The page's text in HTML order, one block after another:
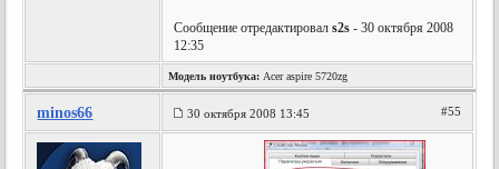
Сообщение отредактировалs2s - 30 октября 2008
12:35
Модель ноутбука: Acer aspire 5720zg
minos66 30 октября 2008 13:45 #55